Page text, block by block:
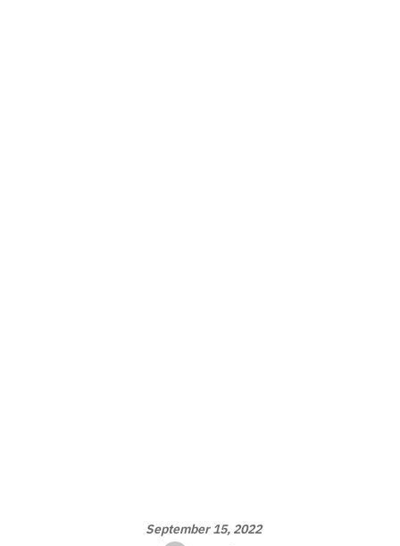
September 15, 2022